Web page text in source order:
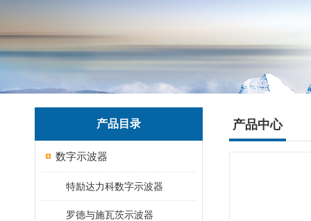
产品目录
数字示波器
特励达力科数字示波器
罗德与施瓦茨示波器
产品中心